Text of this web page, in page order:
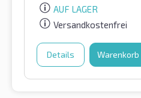
AUF LAGER
Versandkostenfrei
Details Warenkorb